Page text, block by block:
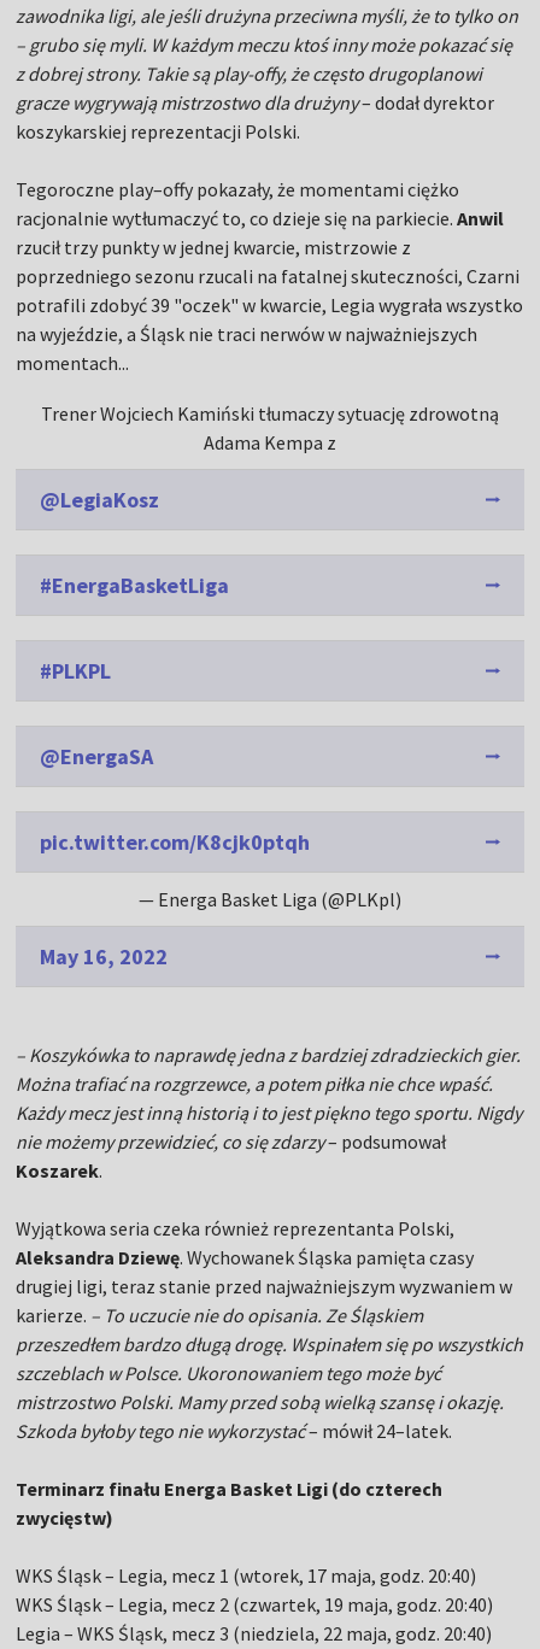
zawodnika ligi, ale jeśli drużyna przeciwna myśli, że to tylko on
– grubo się myli. W każdym meczu ktoś inny może pokazać się
z dobrej strony. Takie są play-offy, że często drugoplanowi
gracze wygrywają mistrzostwo dla drużyny– dodał dyrektor
koszykarskiej reprezentacji Polski.
Tegoroczne play–offy pokazały, że momentami ciężko
racjonalnie wytłumaczyć to, co dzieje się na parkiecie.Anwil
rzucił trzy punkty w jednej kwarcie, mistrzowie z
poprzedniego sezonu rzucali na fatalnej skuteczności, Czarni
potrafili zdobyć 39 "oczek" w kwarcie, Legia wygrała wszystko
na wyjeździe, a Śląsk nie traci nerwów w najważniejszych
momentach...
Trener Wojciech Kamiński tłumaczy sytuację zdrowotną
Adama Kempa z
@LegiaKosz
#EnergaBasketLiga
#PLKPL
@EnergaSA
pic.twitter.com/K8cjk0ptqh
— Energa Basket Liga (@PLKpl)
May 16, 2022
– Koszykówka to naprawdę jedna z bardziej zdradzieckich gier.
Można trafiać na rozgrzewce, a potem piłka nie chce wpaść.
Każdy mecz jest inną historią i to jest piękno tego sportu. Nigdy
nie możemy przewidzieć, co się zdarzy– podsumował
Koszarek.
Wyjątkowa seria czeka również reprezentanta Polski,
Aleksandra Dziewę. Wychowanek Śląska pamięta czasy
drugiej ligi, teraz stanie przed najważniejszym wyzwaniem w
karierze. – To uczucie nie do opisania. Ze Śląskiem
przeszedłem bardzo długą drogę. Wspinałem się po wszystkich
szczeblach w Polsce. Ukoronowaniem tego może być
mistrzostwo Polski. Mamy przed sobą wielką szansę i okazję.
Szkoda byłoby tego nie wykorzystać– mówił 24–latek.
Terminarz finału Energa Basket Ligi (do czterech
zwycięstw)
WKS Śląsk – Legia, mecz 1 (wtorek, 17 maja, godz. 20:40)
WKS Śląsk – Legia, mecz 2 (czwartek, 19 maja, godz. 20:40)
Legia – WKS Śląsk, mecz 3 (niedziela, 22 maja, godz. 20:40)